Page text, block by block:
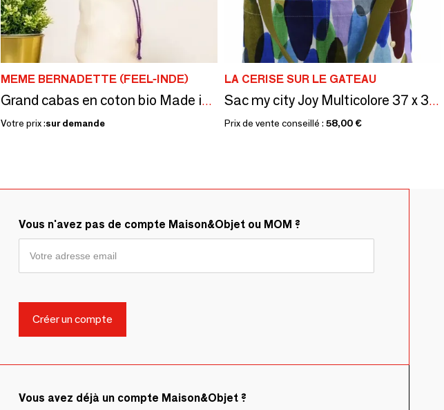
MEME BERNADETTE (FEEL-INDE)
Grand cabas en coton bio Made in France - Beatrice
Votre prix :sur demande
LA CERISE SUR LE GATEAU
Sac my city Joy Multicolore 37 x 35 x 9
Prix de vente conseillé : 58,00 €
Vous n'avez pas de compte Maison&Objet ou MOM ?
Vous avez déjà un compte Maison&Objet ?